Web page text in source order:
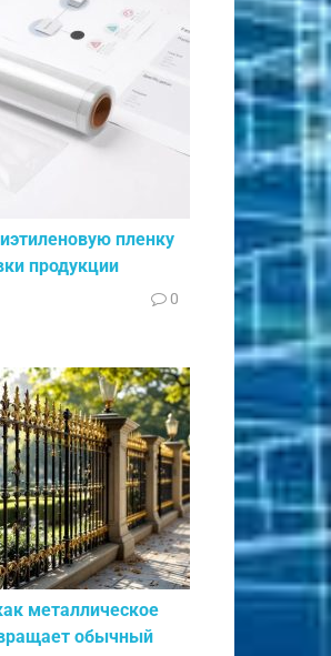
пленку
продукции
0
металлическое
обычный